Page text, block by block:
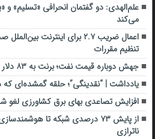
علم‌الهدی: دو گفتمان انحرافی «تسلیم»
می‌کند
اعمال ضریب ۲.۷ برای اینترنت
تنظیم مقررات
جهش دوباره قیمت نفت؛ برنت به ۸۳ دلار رسید
یادداشت | “نقدینگی”؛ حلقه گمشده‌ای که
افزایش تصاعدی بهای برق کشاورزی لغو
از پایش ۷۳ درصدی شبکه تا
ناترازی